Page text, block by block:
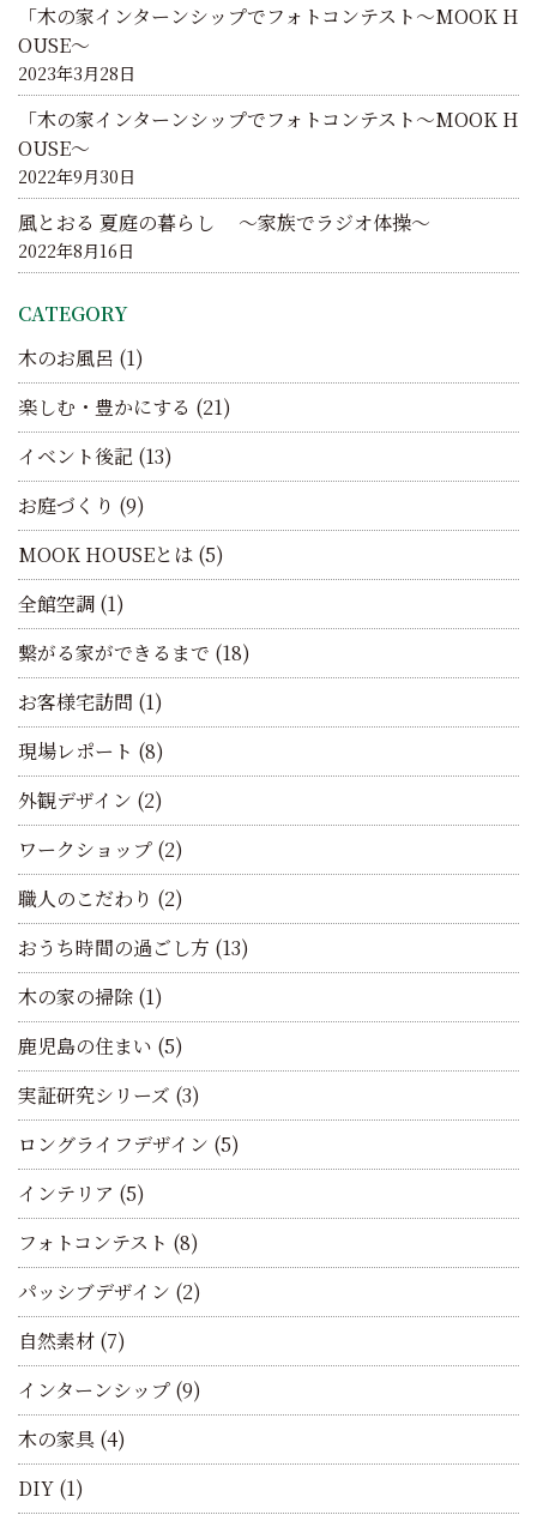
「木の家インターンシップでフォトコンテスト～MOOK H
OUSE～
2023年3月28日
「木の家インターンシップでフォトコンテスト～MOOK H
OUSE～
2022年9月30日
風とおる 夏庭の暮らし ～家族でラジオ体操～
2022年8月16日
CATEGORY
木のお風呂 (1)
楽しむ・豊かにする (21)
イベント後記 (13)
お庭づくり (9)
MOOK HOUSEとは (5)
全館空調 (1)
繋がる家ができるまで (18)
お客様宅訪問 (1)
現場レポート (8)
外観デザイン (2)
ワークショップ (2)
職人のこだわり (2)
おうち時間の過ごし方 (13)
木の家の掃除 (1)
鹿児島の住まい (5)
実証研究シリーズ (3)
ロングライフデザイン (5)
インテリア (5)
フォトコンテスト (8)
パッシブデザイン (2)
自然素材 (7)
インターンシップ (9)
木の家具 (4)
DIY (1)